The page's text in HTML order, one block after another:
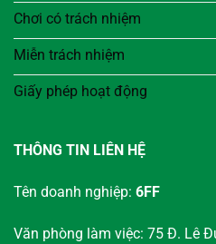
Chơi có trách nhiệm
Miễn trách nhiệm
Giấy phép hoạt động
THÔNG TIN LIÊN HỆ
Tên doanh nghiệp: 6FF
Văn phòng làm việc: 75 Đ. Lê